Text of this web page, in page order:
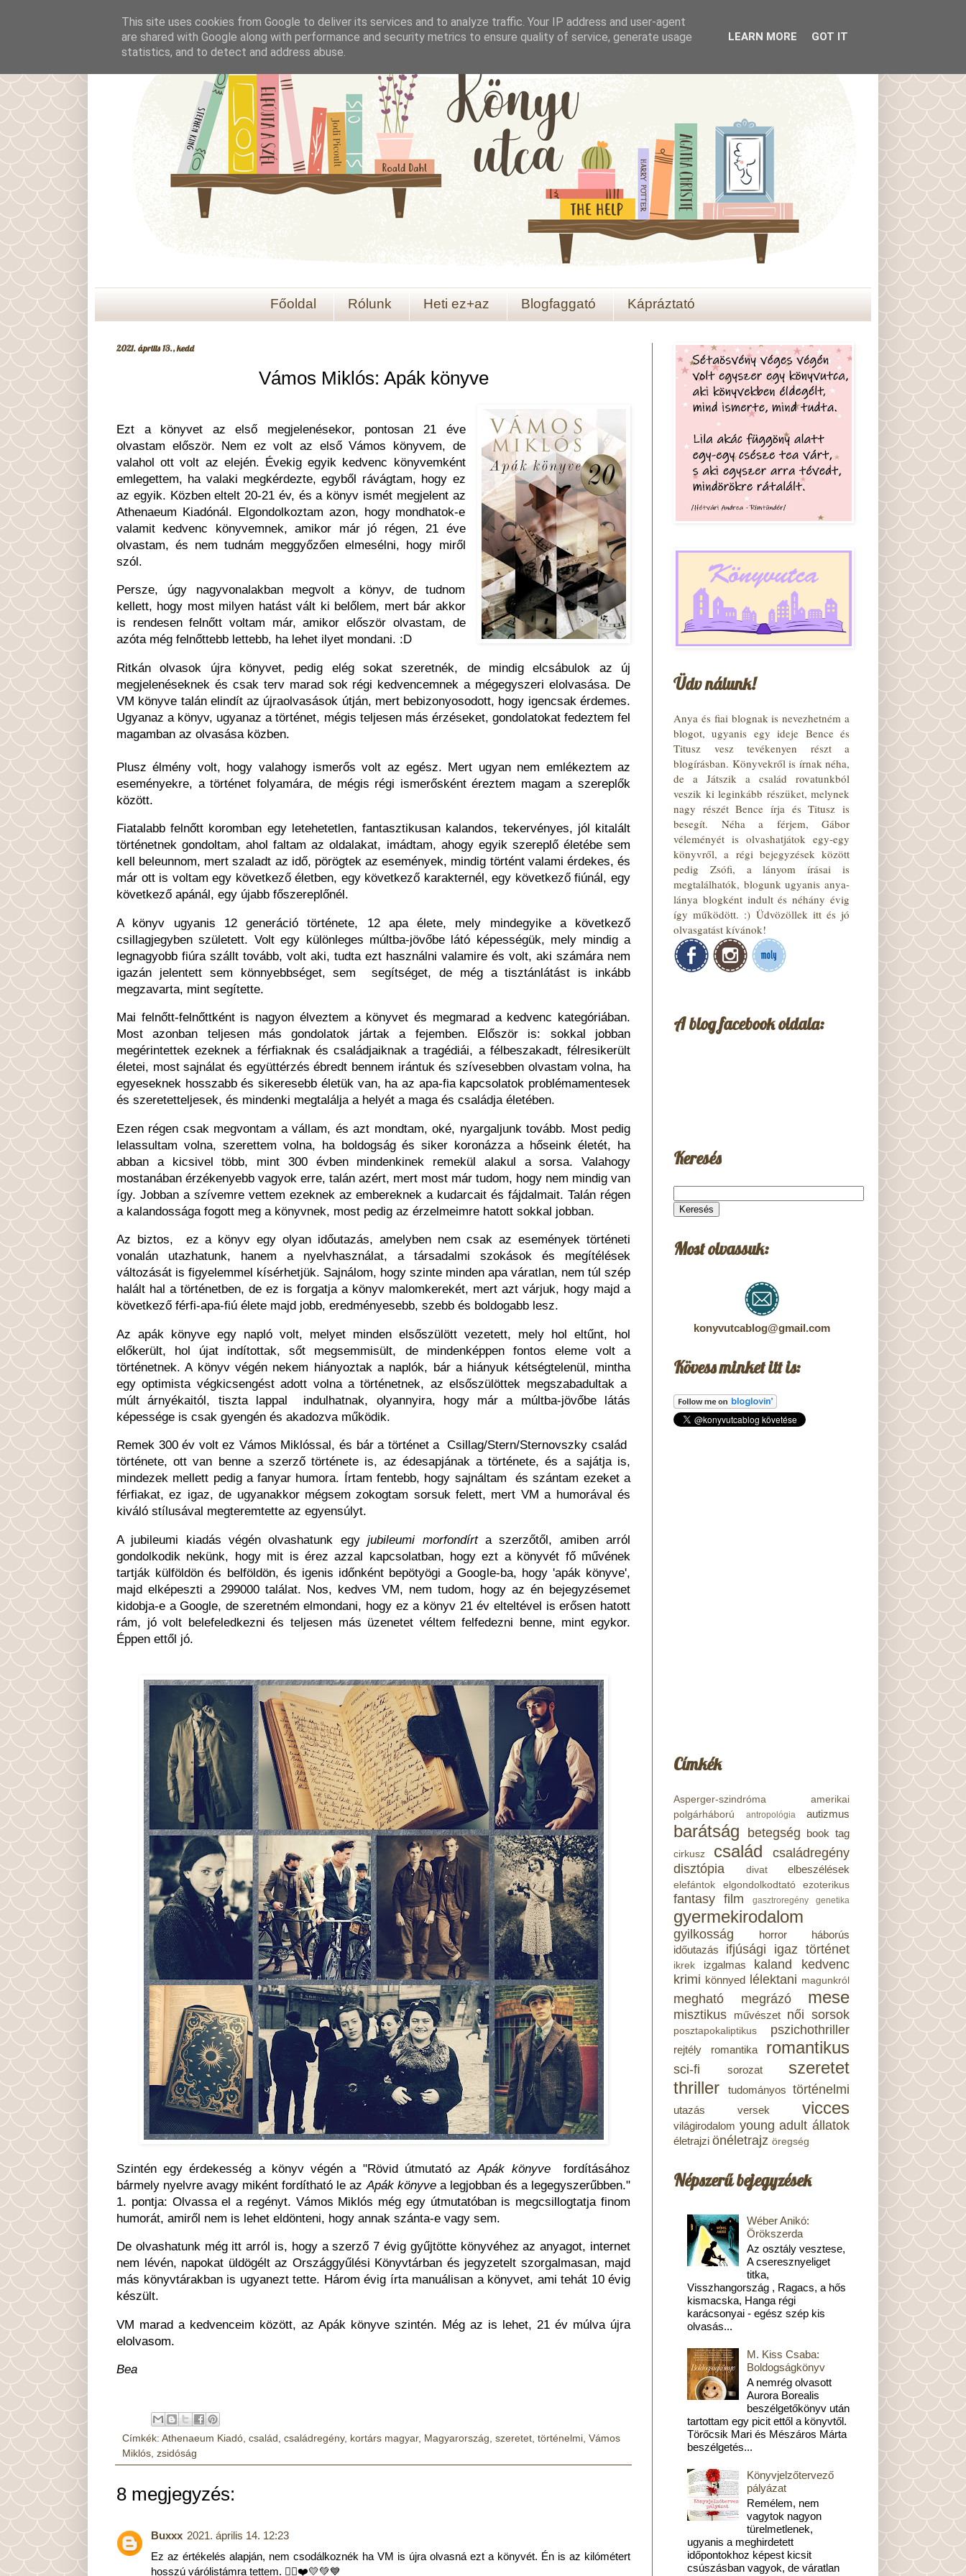
Főoldal Rólunk Heti ez+az Blogfaggató Kápráztató
2021. április 13., kedd
Vámos Miklós: Apák könyve
Ezt a könyvet az első megjelenésekor, pontosan 21 éve
olvastam először. Nem ez volt az első Vámos könyvem, de
valahol ott volt az elején. Évekig egyik kedvenc könyvemként
emlegettem, ha valaki megkérdezte, egyből rávágtam, hogy ez
az egyik. Közben eltelt 20-21 év, és a könyv ismét megjelent az
Athenaeum Kiadónál. Elgondolkoztam azon, hogy mondhatok-e
valamit kedvenc könyvemnek, amikor már jó régen, 21 éve
olvastam, és nem tudnám meggyőzően elmesélni, hogy miről
szól.
Persze, úgy nagyvonalakban megvolt a könyv, de tudnom
kellett, hogy most milyen hatást vált ki belőlem, mert bár akkor
is rendesen felnőtt voltam már, amikor először olvastam, de
azóta még felnőttebb lettebb, ha lehet ilyet mondani. :D
Ritkán olvasok újra könyvet, pedig elég sokat szeretnék, de mindig elcsábulok az új
megjelenéseknek és csak terv marad sok régi kedvencemnek a mégegyszeri elolvasása. De
VM könyve talán elindít az újraolvasások útján, mert bebizonyosodott, hogy igencsak érdemes.
Ugyanaz a könyv, ugyanaz a történet, mégis teljesen más érzéseket, gondolatokat fedeztem fel
magamban az olvasása közben.
Plusz élmény volt, hogy valahogy ismerős volt az egész. Mert ugyan nem emlékeztem az
eseményekre, a történet folyamára, de mégis régi ismerősként éreztem magam a szereplők
között.
Fiatalabb felnőtt koromban egy letehetetlen, fantasztikusan kalandos, tekervényes, jól kitalált
történetnek gondoltam, ahol faltam az oldalakat, imádtam, ahogy egyik szereplő életébe sem
kell beleunnom, mert szaladt az idő, pörögtek az események, mindig történt valami érdekes, és
már ott is voltam egy következő életben, egy következő karakternél, egy következő fiúnál, egy
következő apánál, egy újabb főszereplőnél.
A könyv ugyanis 12 generáció története, 12 apa élete, mely mindegyike a következő
csillagjegyben született. Volt egy különleges múltba-jövőbe látó képességük, mely mindig a
legnagyobb fiúra szállt tovább, volt aki, tudta ezt használni valamire és volt, aki számára nem
igazán jelentett sem könnyebbséget, sem segítséget, de még a tisztánlátást is inkább
megzavarta, mint segítette.
Mai felnőtt-felnőttként is nagyon élveztem a könyvet és megmarad a kedvenc kategóriában.
Most azonban teljesen más gondolatok jártak a fejemben. Először is: sokkal jobban
megérintettek ezeknek a férfiaknak és családjaiknak a tragédiái, a félbeszakadt, félresikerült
életei, most sajnálat és együttérzés ébredt bennem irántuk és szívesebben olvastam volna, ha
egyeseknek hosszabb és sikeresebb életük van, ha az apa-fia kapcsolatok problémamentesek
és szeretetteljesek, és mindenki megtalálja a helyét a maga és családja életében.
Ezen régen csak megvontam a vállam, és azt mondtam, oké, nyargaljunk tovább. Most pedig
lelassultam volna, szerettem volna, ha boldogság és siker koronázza a hőseink életét, ha
abban a kicsivel több, mint 300 évben mindenkinek remekül alakul a sorsa. Valahogy
mostanában érzékenyebb vagyok erre, talán azért, mert most már tudom, hogy nem mindig van
így. Jobban a szívemre vettem ezeknek az embereknek a kudarcait és fájdalmait. Talán régen
a kalandossága fogott meg a könyvnek, most pedig az érzelmeimre hatott sokkal jobban.
Az biztos, ez a könyv egy olyan időutazás, amelyben nem csak az események történeti
vonalán utazhatunk, hanem a nyelvhasználat, a társadalmi szokások és megítélések
változását is figyelemmel kísérhetjük. Sajnálom, hogy szinte minden apa váratlan, nem túl szép
halált hal a történetben, de ez is forgatja a könyv malomkerekét, mert azt várjuk, hogy majd a
következő férfi-apa-fiú élete majd jobb, eredményesebb, szebb és boldogabb lesz.
Az apák könyve egy napló volt, melyet minden elsőszülött vezetett, mely hol eltűnt, hol
előkerült, hol újat indítottak, sőt megsemmisült, de mindenképpen fontos eleme volt a
történetnek. A könyv végén nekem hiányoztak a naplók, bár a hiányuk kétségtelenül, mintha
egy optimista végkicsengést adott volna a történetnek, az elsőszülöttek megszabadultak a
múlt árnyékaitól, tiszta lappal indulhatnak, olyannyira, hogy már a múltba-jövőbe látás
képessége is csak gyengén és akadozva működik.
Remek 300 év volt ez Vámos Miklóssal, és bár a történet a Csillag/Stern/Sternovszky család
története, ott van benne a szerző története is, az édesapjának a története, és a sajátja is,
mindezek mellett pedig a fanyar humora. Írtam fentebb, hogy sajnáltam és szántam ezeket a
férfiakat, ez igaz, de ugyanakkor mégsem zokogtam sorsuk felett, mert VM a humorával és
kiváló stílusával megteremtette az egyensúlyt.
A jubileumi kiadás végén olvashatunk egyjubileumi morfondírta szerzőtől, amiben arról
gondolkodik nekünk, hogy mit is érez azzal kapcsolatban, hogy ezt a könyvét fő művének
tartják külföldön és belföldön, és igenis időnként bepötyögi a Google-ba, hogy 'apák könyve',
majd elképeszti a 299000 találat. Nos, kedves VM, nem tudom, hogy az én bejegyzésemet
kidobja-e a Google, de szeretném elmondani, hogy ez a könyv 21 év elteltével is erősen hatott
rám, jó volt belefeledkezni és teljesen más üzenetet véltem felfedezni benne, mint egykor.
Éppen ettől jó.
Szintén egy érdekesség a könyv végén a "Rövid útmutató azApák könyvefordításához
bármely nyelvre avagy miként fordítható le az Apák könyve a legjobban és a legegyszerűbben."
1. pontja: Olvassa el a regényt. Vámos Miklós még egy útmutatóban is megcsillogtatja finom
humorát, amiről nem is lehet eldönteni, hogy annak szánta-e vagy sem.
De olvashatunk még itt arról is, hogy a szerző 7 évig gyűjtötte könyvéhez az anyagot, internet
nem lévén, napokat üldögélt az Országgyűlési Könyvtárban és jegyzetelt szorgalmasan, majd
más könyvtárakban is ugyanezt tette. Három évig írta manuálisan a könyvet, ami tehát 10 évig
készült.
VM marad a kedvenceim között, az Apák könyve szintén. Még az is lehet, 21 év múlva újra
elolvasom.
Bea
Címkék: Athenaeum Kiadó, család , családregény, kortárs magyar, Magyarország, szeretet, történelmi, Vámos
Miklós, zsidóság
8 megjegyzés:
Buxxx 2021. április 14. 12:23
Ez az értékelés alapján, nem csodálkoznék ha VM is újra olvasná ezt a könyvét. Én is az kilómétert
hosszú várólistámra tettem. 🙋‍♂️❤️💛💚💙
Üdv nálunk!
Anya és fiai blognak is nevezhetném a
blogot, ugyanis egy ideje Bence és
Titusz vesz tevékenyen részt a
blogírásban. Könyvekről is írnak néha,
de a Játszik a család rovatunkból
veszik ki leginkább részüket, melynek
nagy részét Bence írja és Titusz is
besegít. Néha a férjem, Gábor
véleményét is olvashatjátok egy-egy
könyvről, a régi bejegyzések között
pedig Zsófi, a lányom írásai is
megtalálhatók, blogunk ugyanis anya-
lánya blogként indult és néhány évig
így működött. :) Üdvözöllek itt és jó
olvasgatást kívánok!
A blog facebook oldala:
Keresés
Most olvassuk:
konyvutcablog@gmail.com
Kövess minket itt is:
Címkék
Asperger-szindróma
amerikai
polgárháború
antropológia autizmus
barátság betegség book tag
cirkusz család
családregény
disztópia
divat elbeszélések
elefántok elgondolkodtató ezoterikus
fantasy film gasztroregény genetika
gyermekirodalom
gyilkosság horror
háborús
időutazás
ifjúsági igaz történet
ikrek izgalmas kaland
kedvenc
krimi könnyed lélektani magunkról
megható megrázó mese
misztikus művészet női sorsok
posztapokaliptikus pszichothriller
rejtély romantika romantikus
sci-fi sorozat
szeretet
thriller
tudományos történelmi
utazás versek vicces
világirodalom young adult állatok
életrajzi önéletrajz öregség
Népszerű bejegyzések
Wéber Anikó:
Örökszerda
Az osztály vesztese,
A cseresznyeliget
titka,
Visszhangország , Ragacs, a hős
kismacska, Hanga régi
karácsonyai - egész szép kis
olvasás...
M. Kiss Csaba:
Boldogságkönyv
A nemrég olvasott
Aurora Borealis
beszélgetőkönyv után
tartottam egy picit ettől a könyvtől.
Törőcsik Mari és Mészáros Márta
beszélgetés...
Könyvjelzőtervező
pályázat
Remélem, nem
vagytok nagyon
türelmetlenek,
ugyanis a meghirdetett
időpontokhoz képest kicsit
csúszásban vagyok, de váratlan
This site uses cookies from Google to deliver its services and to analyze traffic. Your IP address and user-agent
are shared with Google along with performance and security metrics to ensure quality of service, generate usage
statistics, and to detect and address abuse.
LEARN MORE GOT IT